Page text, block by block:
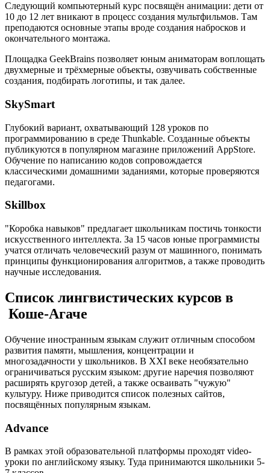
Следующий компьютерный курс посвящён анимации: дети от
10 до 12 лет вникают в процесс создания мультфильмов. Там
преподаются основные этапы вроде создания набросков и
окончательного монтажа.
Площадка GeekBrains позволяет юным аниматорам воплощать
двухмерные и трёхмерные объекты, озвучивать собственные
создания, подбирать логотипы, и так далее.
SkySmart
Глубокий вариант, охватывающий 128 уроков по
программированию в среде Thunkable. Созданные объекты
публикуются в популярном магазине приложений AppStore.
Обучение по написанию кодов сопровождается
классическими домашними заданиями, которые проверяются
педагогами.
Skillbox
"Коробка навыков" предлагает школьникам постичь тонкости
искусственного интеллекта. За 15 часов юные программисты
учатся отличать человеческий разум от машинного, понимать
принципы функционирования алгоритмов, а также проводить
научные исследования.
Список лингвистических курсов в
Коше-Агаче
Обучение иностранным языкам служит отличным способом
развития памяти, мышления, концентрации и
многозадачности у школьников. В XXI веке необязательно
ограничиваться русским языком: другие наречия позволяют
расширять кругозор детей, а также осваивать "чужую"
культуру. Ниже приводится список полезных сайтов,
посвящённых популярным языкам.
Advance
В рамках этой образовательной платформы проходят video-
уроки по английскому языку. Туда принимаются школьники 5-